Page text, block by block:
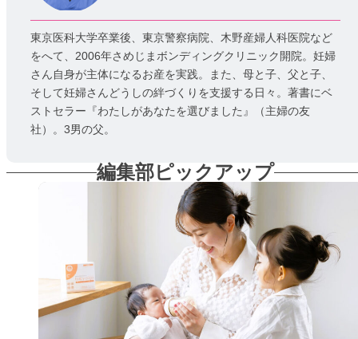
東京医科大学卒業後、東京警察病院、木野産婦人科医院など
をへて、2006年さめじまボンディングクリニック開院。妊婦
さん自身が主体になるお産を実践。また、母と子、父と子、
そして妊婦さんどうしの絆づくりを支援する日々。著書にベ
ストセラー『わたしがあなたを選びました』（主婦の友
社）。3男の父。
編集部ピックアップ